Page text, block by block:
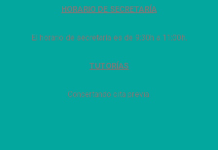
HORARIO DE SECRETARÍA
El horario de secretaría es de 9:30h a 11:00h.
TUTORÍAS
Concertando cita previa.